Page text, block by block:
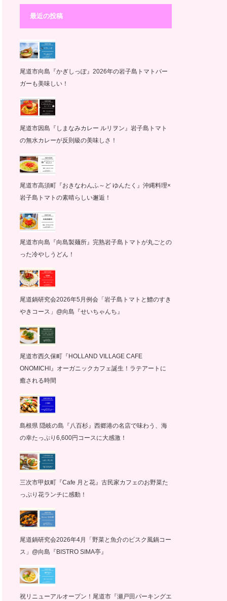
最近の投稿
尾道市向島『かぎしっぽ』2026年の岩子島トマトバー
ガーも美味しい！
尾道市因島『しまなみカレー ルリヲン』岩子島トマト
の無水カレーが反則級の美味しさ！
尾道市高須町『おきなわんふ～ど ゆんたく』沖縄料理×
岩子島トマトの素晴らしい邂逅！
尾道市向島『向島製麺所』完熟岩子島トマトが丸ごとの
った冷やしうどん！
尾道鍋研究会2026年5月例会「岩子島トマトと鱧のすき
やきコース」@向島『せいちゃんち』
尾道市西久保町『HOLLAND VILLAGE CAFE
ONOMICHI』オーガニックカフェ誕生！ラテアートに
癒される時間
島根県 隠岐の島『八百杉』西郷港の名店で味わう、海
の幸たっぷり6,600円コースに大感激！
三次市甲奴町『Cafe 月と花』古民家カフェのお野菜た
っぷり花ランチに感動！
尾道鍋研究会2026年4月「野菜と魚介のビスク風鍋コー
ス」@向島『BISTRO SIMA亭』
祝リニューアルオープン！尾道市『瀬戸田パーキングエ